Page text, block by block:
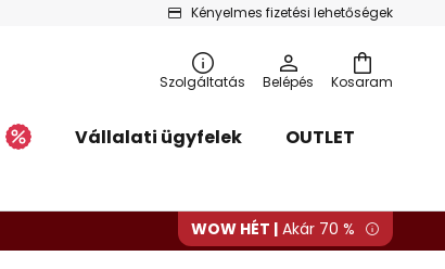
Kényelmes fizetési lehetőségek
Kosaram
Szolgáltatás Belépés
Vállalati ügyfelek
OUTLET
WOW HÉT | Akár 70 %